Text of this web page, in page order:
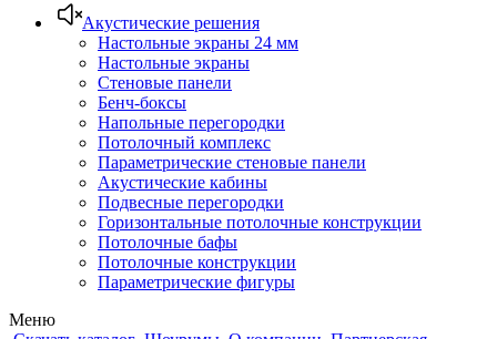
Акустические решения
Настольные экраны 24 мм
Настольные экраны
Стеновые панели
Бенч-боксы
Напольные перегородки
Потолочный комплекс
Параметрические стеновые панели
Акустические кабины
Подвесные перегородки
Горизонтальные потолочные конструкции
Потолочные бафы
Потолочные конструкции
Параметрические фигуры
Меню